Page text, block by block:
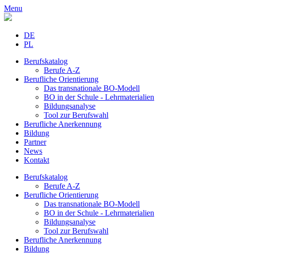
Menu
DE
PL
Berufskatalog
Berufe A-Z
Berufliche Orientierung
Das transnationale BO-Modell
BO in der Schule - Lehrmaterialien
Bildungsanalyse
Tool zur Berufswahl
Berufliche Anerkennung
Bildung
Partner
News
Kontakt
Berufskatalog
Berufe A-Z
Berufliche Orientierung
Das transnationale BO-Modell
BO in der Schule - Lehrmaterialien
Bildungsanalyse
Tool zur Berufswahl
Berufliche Anerkennung
Bildung